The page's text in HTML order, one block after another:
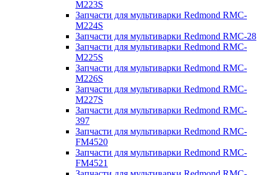
M223S
Запчасти для мультиварки Redmond RMC-
M224S
Запчасти для мультиварки Redmond RMC-28
Запчасти для мультиварки Redmond RMC-
M225S
Запчасти для мультиварки Redmond RMC-
M226S
Запчасти для мультиварки Redmond RMC-
M227S
Запчасти для мультиварки Redmond RMC-
397
Запчасти для мультиварки Redmond RMC-
FM4520
Запчасти для мультиварки Redmond RMC-
FM4521